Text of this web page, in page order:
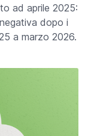
ad aprile 2025:
dopo i
a marzo 2026.